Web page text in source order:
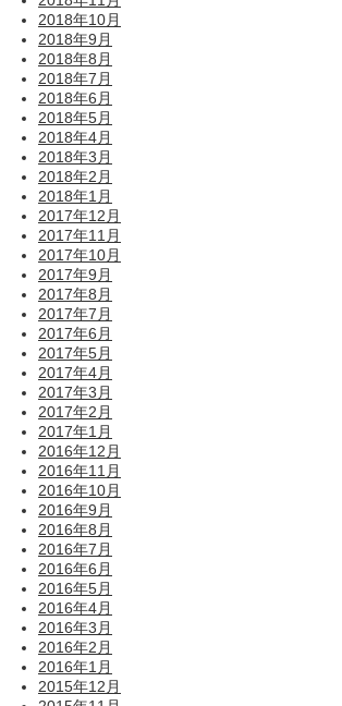
2018年10月
2018年9月
2018年8月
2018年7月
2018年6月
2018年5月
2018年4月
2018年3月
2018年2月
2018年1月
2017年12月
2017年11月
2017年10月
2017年9月
2017年8月
2017年7月
2017年6月
2017年5月
2017年4月
2017年3月
2017年2月
2017年1月
2016年12月
2016年11月
2016年10月
2016年9月
2016年8月
2016年7月
2016年6月
2016年5月
2016年4月
2016年3月
2016年2月
2016年1月
2015年12月